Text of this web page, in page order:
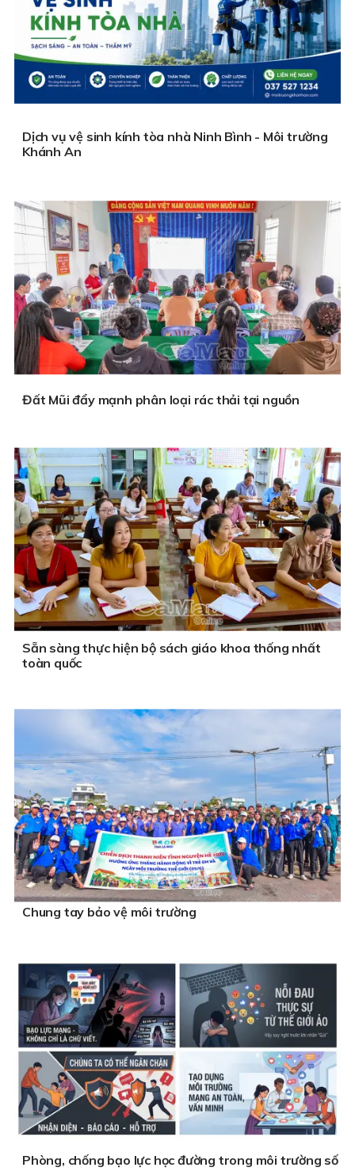
Dịch vụ vệ sinh kính tòa nhà Ninh Bình - Môi trường
Khánh An
Đất Mũi đẩy mạnh phân loại rác thải tại nguồn
Sẵn sàng thực hiện bộ sách giáo khoa thống nhất
toàn quốc
Chung tay bảo vệ môi trường
Phòng, chống bạo lực học đường trong môi trường số